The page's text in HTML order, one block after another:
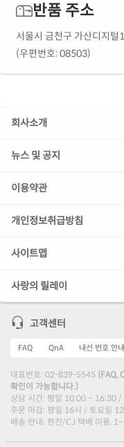
반품 주소
서울시 금천구 가산디지
(우편번호: 08503)
회사소개
뉴스 및 공지
이용약관
개인정보취급방침
사이트맵
사랑의 릴레이
고객센터
FAQ QnA 내선 번호 안내
대표번호: 02-839-5545 (FAQ,
확인이 가능합니다.)
상담 시간: 평일 10:00 ~ 16:30
주문 마감: 평일 16시 / 토요일 12
배송 안내: 한진/CJ 택배 이용,